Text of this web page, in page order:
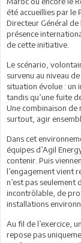
été accueillies par le
Directeur Général
présence
de cette initiative.
Le scénario,
survenu au niveau
situation évolue : un
tandis qu’une fuite
Une combinaison
surtout, agir
Dans cet
équipes d’Agil
contenir. Puis
l’engagement vient
n’est pas seulement
incontrôlable, de
installations
Au fil de l’exercice,
repose pas